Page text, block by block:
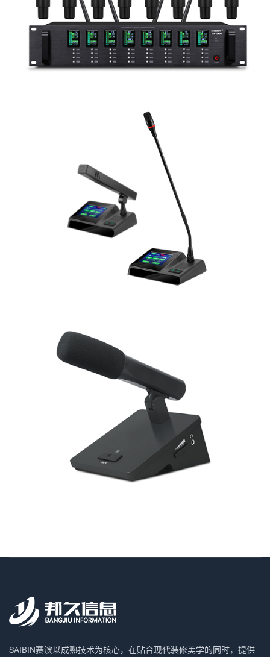
SAIBIN赛滨以成熟技术为核心，在贴合现代装修美学的同时，提供